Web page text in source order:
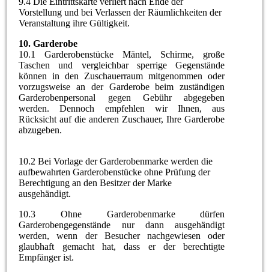
Vorstellung und bei Verlassen der Räumlichkeiten der
Veranstaltung ihre Gültigkeit.
10.Garderobe
10.1 Garderobenstücke Mäntel, Schirme, große
Taschen und vergleichbar sperrige Gegenstände
können in den Zuschauerraum mitgenommen oder
vorzugsweise an der Garderobe beim zuständigen
Garderobenpersonal gegen Gebühr abgegeben
werden. Dennoch empfehlen wir Ihnen, aus
Rücksicht auf die anderen Zuschauer, Ihre Garderobe
abzugeben.
10.2 Bei Vorlage der Garderobenmarke werden die
aufbewahrten Garderobenstücke ohne Prüfung der
Berechtigung an den Besitzer der Marke
ausgehändigt.
10.3 Ohne Garderobenmarke dürfen
Garderobengegenstände nur dann ausgehändigt
werden, wenn der Besucher nachgewiesen oder
glaubhaft gemacht hat, dass er der berechtigte
Empfänger ist.